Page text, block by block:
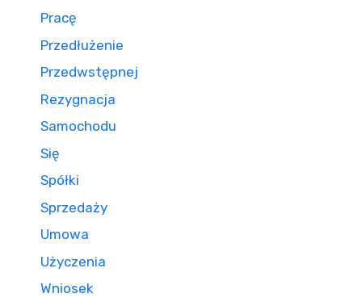
Pracę
Przedłużenie
Przedwstępnej
Rezygnacja
Samochodu
Się
Spółki
Sprzedaży
Umowa
Użyczenia
Wniosek